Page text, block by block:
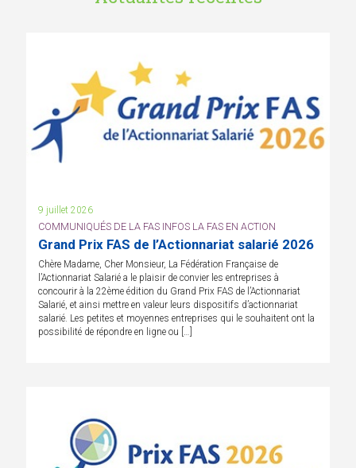
9 juillet 2026
COMMUNIQUÉS DE LA FAS INFOS LA FAS EN ACTION
Grand Prix FAS de l’Actionnariat salarié 2026
Chère Madame, Cher Monsieur, La Fédération Française de
l’Actionnariat Salarié a le plaisir de convier les entreprises à
concourir à la 22ème édition du Grand Prix FAS de l’Actionnariat
Salarié, et ainsi mettre en valeur leurs dispositifs d’actionnariat
salarié. Les petites et moyennes entreprises qui le souhaitent ont la
possibilité de répondre en ligne ou […]